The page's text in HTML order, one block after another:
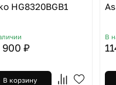
HG8320BGB1
900 ₽
В корзину
В